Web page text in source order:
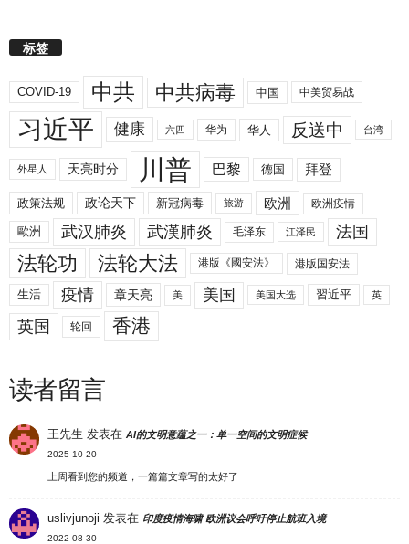
标签
COVID-19 中共 中共病毒 中国 中美贸易战
习近平 健康 六四 华为 华人 反送中 台湾
外星人 天亮时分 川普 巴黎 德国 拜登
政策法规 政论天下 新冠病毒 旅游 欧洲 欧洲疫情
歐洲 武汉肺炎 武漢肺炎 毛泽东 江泽民 法国
法轮功 法轮大法 港版《國安法》 港版国安法
生活 疫情 章天亮 美 美国 美国大选 習近平 英
英国 轮回 香港
读者留言
王先生 发表在AI的文明意蕴之一：单一空间的文明症候
2025-10-20
上周看到您的频道，一篇篇文章写的太好了
uslivjunoji 发表在 印度疫情海啸 欧洲议会呼吁停止航班入境
2022-08-30